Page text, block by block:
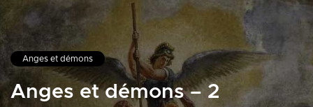
Anges et démons
Anges et démons – 2